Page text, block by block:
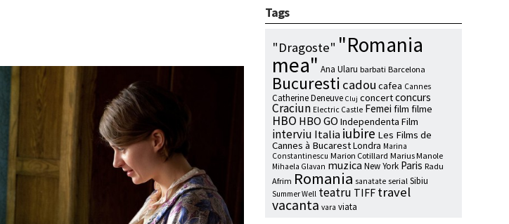
Tags
"Dragoste" "Romania
mea" Ana Ularu barbati Barcelona
Bucuresti cadou cafea Cannes
Catherine Deneuve Cluj concertconcurs
Craciun Electric Castle Femei film filme
HBO HBO GO Independenta Film
interviu Italiaiubire Les Films de
Cannes à BucarestLondra Marina
Constantinescu Marion Cotillard Marius Manole
Mihaela Glavan muzica New York Paris Radu
Afrim Romania sanatate serial Sibiu
Summer Well teatru TIFF travel
vacanta vara viata